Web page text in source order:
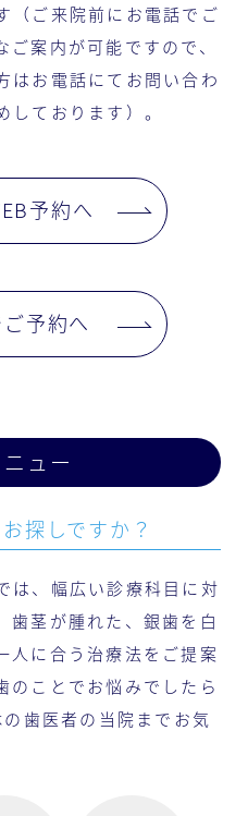
（ご来院前にお電話でご
案内が可能ですので、
はお電話にてお問い合わ
ております）。
予約へ
予約へ
ュー
探しですか？
は、幅広い診療科目に対
歯茎が腫れた、銀歯を白
人に合う治療法をご提案
のことでお悩みでしたら
歯医者の当院までお気